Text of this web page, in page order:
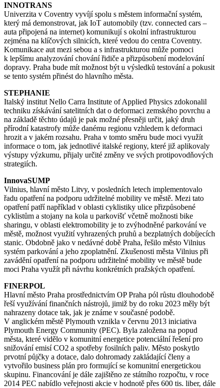
INNOTRANS
Univerzita v Coventry vyvíjí spolu s městem informační systém,
který má demonstrovat, jak IoT automobily (tzv. connected cars –
auta připojená na internet) komunikují s okolní infrastrukturou
zejména na klíčových silnicích, které vedou do centra Coventry.
Komunikace aut mezi sebou a s infrastrukturou může pomoci
k lepšímu analyzování chování řidiče a přizpůsobení modelování
dopravy. Praha bude mít možnost být u výsledků testování a pokusit
se tento systém přinést do hlavního města.
STEPHANIE
Italský institut Nello Carra Institute of Applied Physics zdokonalil
techniku získávání satelitních dat o deformaci zemského povrchu a
na základě těchto údajů je pak možné přesněji určit, jaký druh
přírodní katastrofy může danému regionu vzhledem k deformaci
hrozit a v jakém rozsahu. Praha v tomto směru bude moci využít
informace o tom, jak jednotlivé italské regiony, které již aplikovaly
výstupy výzkumu, přijaly určité změny ve svých protipovodňových
strategiích.
InnovaSUMP
Vilnius, hlavní město Litvy, v posledních letech implementovalo
řadu opatření na podporu udržitelné mobility ve městě. Mezi tato
opatření patří například v oblasti cyklistiky ulice přizpůsobené
cyklistům a stojany na kola u parkovišť včetně možnosti bike
sharingu, v oblasti elektromobility je to zvýhodněné parkování ve
městě, možnost využití vyhrazených pruhů a bezplatných dobíjecích
stanic. Obdobně jako v nedávné době Praha, řešilo město Vilnius
systém parkování a jeho zpoplatnění. Zkušenosti města Vilnius při
zavádění opatření na podporu udržitelné mobility ve městě bude
moci Praha využít při návrhu konkrétních pražských opatření.
FINERPOL
Hlavní město Praha prostřednictvím OP Praha pól růstu dlouhodobě
řeší využívání finančních nástrojů, jimiž by do roku 2023 měly být
nahrazeny dotace tak, jak je známe v současné podobě.
V anglickém městě Plymouth vznikla v červnu 2013 iniciativa
Plymouth Energy Community (PEC). Byla založena na popud
města, které vidělo v komunitní energetice potenciální řešení pro
snižování emisí CO2 a spotřeby fosilních paliv. Město poskytlo
prvotní půjčky a dotace, dalo dohromady zakládající členy a
vytvořilo business plán pro formující se komunitní energetickou
skupinu. Financování je dále zajištěno ze státního rozpočtu, v roce
2014 PEC nabídlo veřejnosti akcie v hodnotě přes 600 tis. liber, dále